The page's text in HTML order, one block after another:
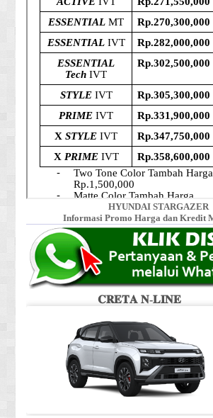
HYUNDAI STARGAZER
Informasi Promo Harga dan Kredit
𝐂𝐑𝐄𝐓𝐀 𝐍-𝐋𝐈𝐍𝐄